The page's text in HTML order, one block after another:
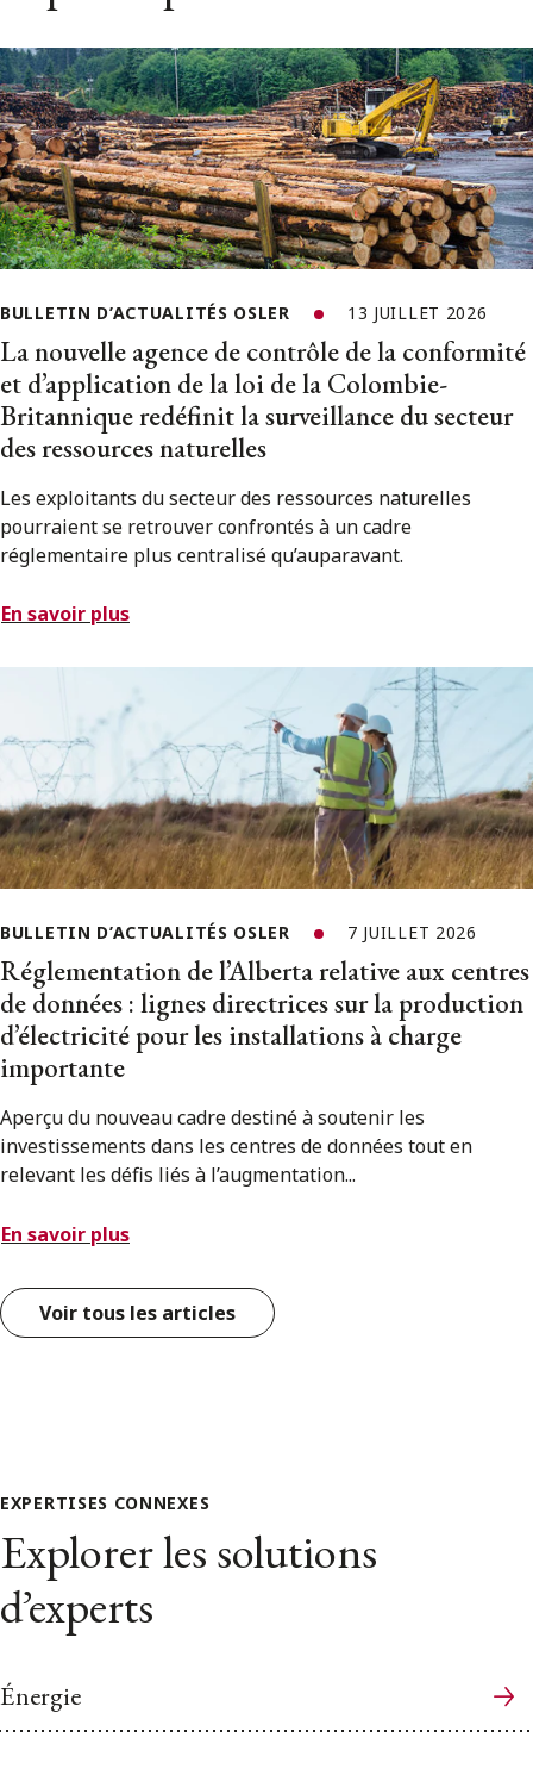
BULLETIN D’ACTUALITÉS OSLER 13 JUILLET 2026
La nouvelle agence de contrôle de la conformité
et d’application de la loi de la Colombie-
Britannique redéfinit la surveillance du secteur
des ressources naturelles
Les exploitants du secteur des ressources naturelles
pourraient se retrouver confrontés à un cadre
réglementaire plus centralisé qu’auparavant.
En savoir plus
BULLETIN D’ACTUALITÉS OSLER 7 JUILLET 2026
Réglementation de l’Alberta relative aux centres
de données : lignes directrices sur la production
d’électricité pour les installations à charge
importante
Aperçu du nouveau cadre destiné à soutenir les
investissements dans les centres de données tout en
relevant les défis liés à l’augmentation...
En savoir plus
Voir tous les articles
EXPERTISES CONNEXES
Explorer les solutions
d’experts
Énergie